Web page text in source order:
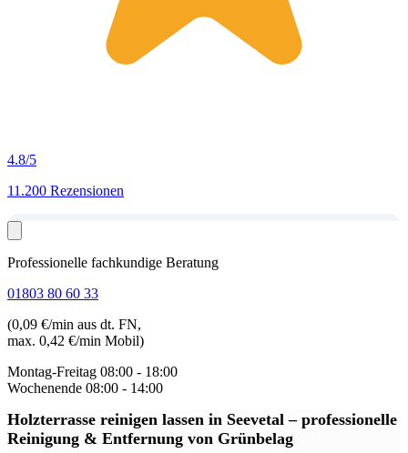
4.8/5
11.200 Rezensionen
Professionelle fachkundige Beratung
01803 80 60 33
(0,09 €/min aus dt. FN,
max. 0,42 €/min Mobil)
Montag-Freitag 08:00 - 18:00
Wochenende 08:00 - 14:00
Holzterrasse reinigen lassen in Seevetal– professionelle
Reinigung & Entfernung von Grünbelag